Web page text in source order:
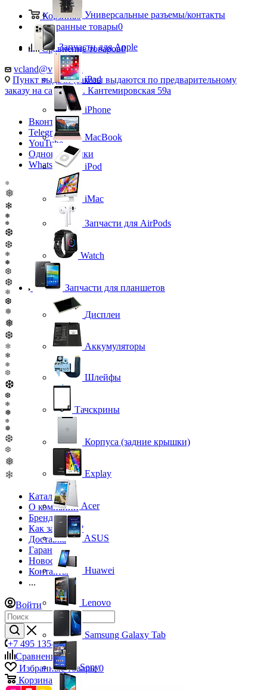
Корзина0
Избранные товары0
Сравнение товаров0
vcland@vcland.ru
Пункт выдачи (заказы выдаются по предварительному
заказу на сайте), ул. Кантемировская 59а
Вконтакте
Telegram
YouTube
Одноклассники
WhatsApp
❄
❅
❄
❅
❅
❆
❆
❄
❅
❆
❆
❄
❆
❅
❅
❆
❄
❄
❅
❆
❆
❆
❄
❅
❅
❅
❆
❆
❅
❄
Каталог
О компании
Бренды
Как заказать?
Доставка
Гарантия
Новости
Контакты
...
Войти
+7 495 135-39-43
Сравнение0
Избранные товары 0
Корзина
Универсальные разъемы/контакты
Запчасти для Apple
iPad
iPhone
MacBook
iPod
iMac
Запчасти для AirPods
Watch
Запчасти для планшетов
Дисплеи
Аккумуляторы
Шлейфы
Тачскрины
Корпуса (задние крышки)
Explay
Acer
ASUS
Huawei
Lenovo
Samsung Galaxy Tab
Sony